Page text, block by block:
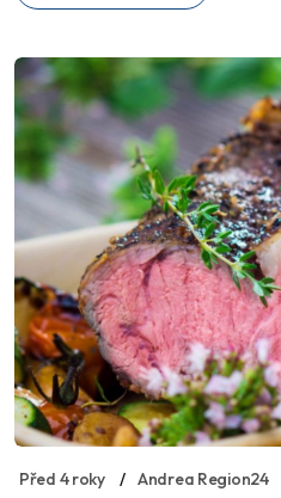
Před 4 roky Andrea Region24